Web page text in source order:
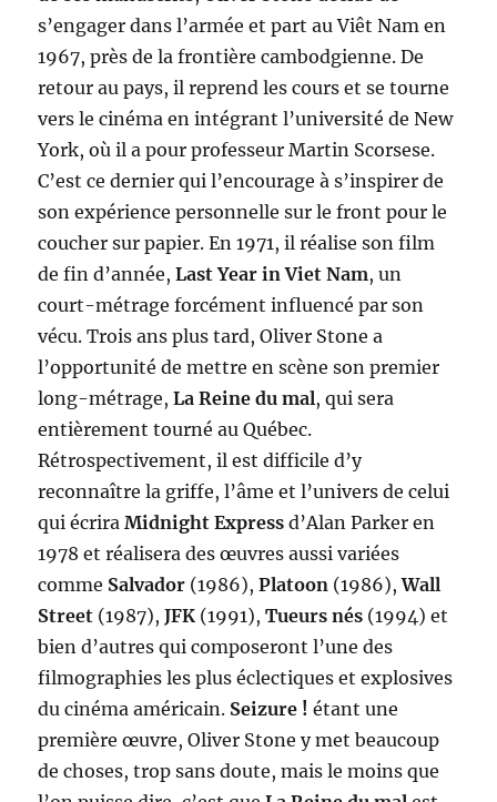
s’engager dans l’armée et part au Viêt Nam en
1967, près de la frontière cambodgienne. De
retour au pays, il reprend les cours et se tourne
vers le cinéma en intégrant l’université de New
York, où il a pour professeur Martin Scorsese.
C’est ce dernier qui l’encourage à s’inspirer de
son expérience personnelle sur le front pour le
coucher sur papier. En 1971, il réalise son film
de fin d’année,Last Year in Viet Nam, un
court-métrage forcément influencé par son
vécu. Trois ans plus tard, Oliver Stone a
l’opportunité de mettre en scène son premier
long-métrage,La Reine du mal, qui sera
entièrement tourné au Québec.
Rétrospectivement, il est difficile d’y
reconnaître la griffe, l’âme et l’univers de celui
qui écriraMidnight Expressd’Alan Parker en
1978 et réalisera des œuvres aussi variées
comme Salvador (1986),Platoon (1986),Wall
Street (1987),JFK (1991),Tueurs nés (1994) et
bien d’autres qui composeront l’une des
filmographies les plus éclectiques et explosives
du cinéma américain. Seizure ! étant une
première œuvre, Oliver Stone y met beaucoup
de choses, trop sans doute, mais le moins que